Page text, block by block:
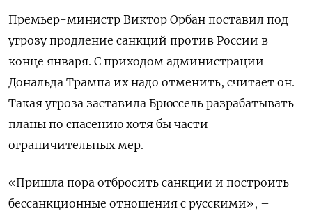
Премьер-министр Виктор Орбан поставил под
угрозу продление санкций против России в
конце января. С приходом администрации
Дональда Трампа их надо отменить, считает он.
Такая угроза заставила Брюссель разрабатывать
планы по спасению хотя бы части
ограничительных мер.
«Пришла пора отбросить санкции и построить
бессанкционные отношения с русскими», –